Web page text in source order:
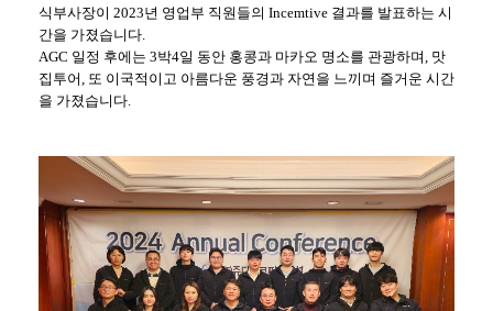
식부사장이 2023년 영업부 직원들의 Incemtive 결과를 발표하는 시
간을 가졌습니다.
AGC 일정 후에는 3박4일 동안 홍콩과 마카오 명소를 관광하며, 맛
집투어, 또 이국적이고 아름다운 풍경과 자연을 느끼며 즐거운 시간
을 가졌습니다.